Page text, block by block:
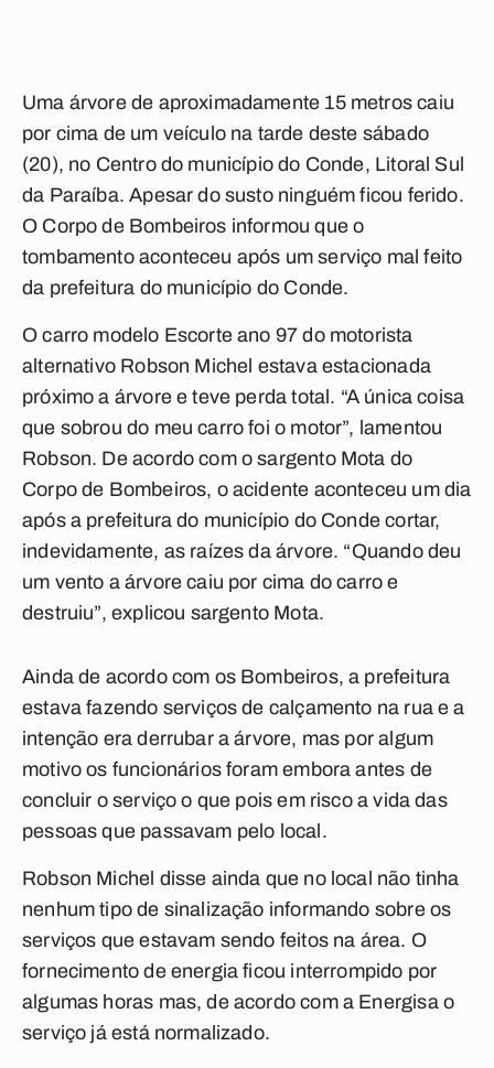
Uma árvore de aproximadamente 15 metros caiu
por cima de um veículo na tarde deste sábado
(20), no Centro do município do Conde, Litoral Sul
da Paraíba. Apesar do susto ninguém ficou ferido.
O Corpo de Bombeiros informou que o
tombamento aconteceu após um serviço mal feito
da prefeitura do município do Conde.
O carro modelo Escorte ano 97 do motorista
alternativo Robson Michel estava estacionada
próximo a árvore e teve perda total. “A única coisa
que sobrou do meu carro foi o motor”, lamentou
Robson. De acordo com o sargento Mota do
Corpo de Bombeiros, o acidente aconteceu um dia
após a prefeitura do município do Conde cortar,
indevidamente, as raízes da árvore. “Quando deu
um vento a árvore caiu por cima do carro e
destruiu”, explicou sargento Mota.
Ainda de acordo com os Bombeiros, a prefeitura
estava fazendo serviços de calçamento na rua e a
intenção era derrubar a árvore, mas por algum
motivo os funcionários foram embora antes de
concluir o serviço o que pois em risco a vida das
pessoas que passavam pelo local.
Robson Michel disse ainda que no local não tinha
nenhum tipo de sinalização informando sobre os
serviços que estavam sendo feitos na área. O
fornecimento de energia ficou interrompido por
algumas horas mas, de acordo com a Energisa o
serviço já está normalizado.